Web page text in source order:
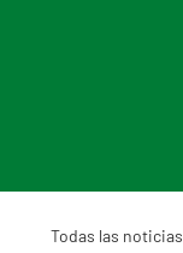
Todas las noticias